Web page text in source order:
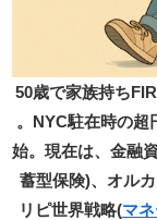
50歳で家族持ち
。NYC駐在時の超
始。現在は、金融
蓄型保険)、オル
リピ世界戦略(マ